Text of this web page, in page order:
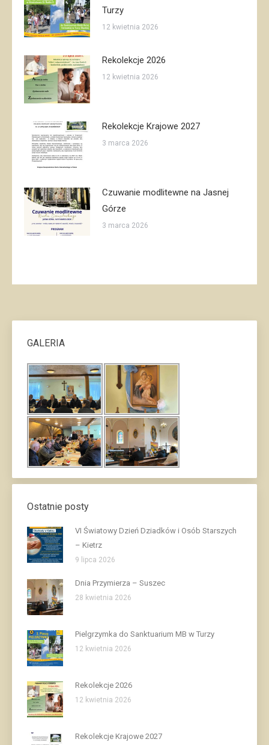
Turzy
12 kwietnia 2026
Rekolekcje 2026
12 kwietnia 2026
Rekolekcje Krajowe 2027
3 marca 2026
Czuwanie modlitewne na Jasnej
Górze
3 marca 2026
GALERIA
Ostatnie posty
VI Światowy Dzień Dziadków i Osób Starszych
– Kietrz
9 lipca 2026
Dnia Przymierza – Suszec
28 kwietnia 2026
Pielgrzymka do Sanktuarium MB w Turzy
12 kwietnia 2026
Rekolekcje 2026
12 kwietnia 2026
Rekolekcje Krajowe 2027